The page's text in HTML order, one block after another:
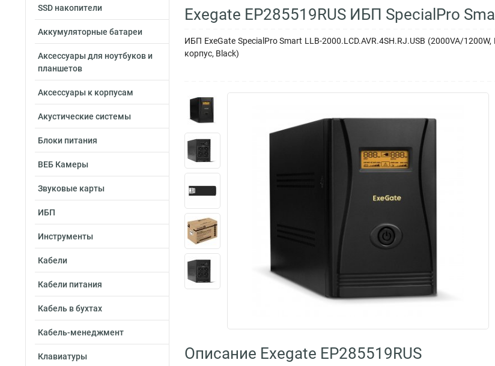
SSD накопители
Аккумуляторные батареи
Аксессуары для ноутбуков и
планшетов
Аксессуары к корпусам
Акустические системы
Блоки питания
ВЕБ Камеры
Звуковые карты
ИБП
Инструменты
Кабели
Кабели питания
Кабель в бухтах
Кабель-менеджмент
Клавиатуры
Exegate EP285519RUS ИБП SpecialPro
ИБП ExeGate SpecialPro Smart LLB-2000.LCD.AVR.4SH.RJ.USB (2000VA/
корпус, Black)
Описание Exegate EP285519RUS